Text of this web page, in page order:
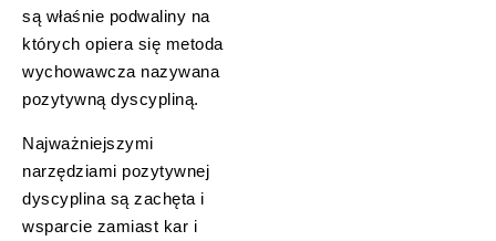
są właśnie podwaliny na
których opiera się metoda
wychowawcza nazywana
pozytywną dyscypliną.
Najważniejszymi
narzędziami pozytywnej
dyscyplina są zachęta i
wsparcie zamiast kar i